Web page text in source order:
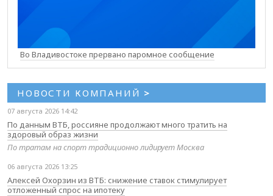
Во Владивостоке прервано паромное сообщение
НОВОСТИ КОМПАНИЙ >
07 августа 2026 14:42
По данным ВТБ, россияне продолжают много тратить на
здоровый образ жизни
По тратам на спорт традиционно лидирует Москва
06 августа 2026 13:25
Алексей Охорзин из ВТБ: снижение ставок стимулирует
отложенный спрос на ипотеку